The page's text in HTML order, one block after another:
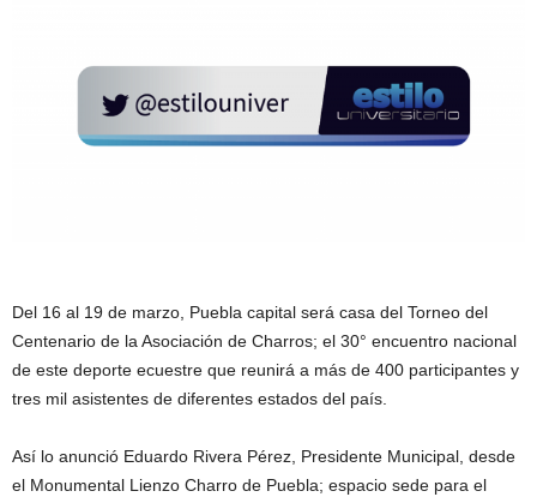
Del 16 al 19 de marzo, Puebla capital será casa del Torneo del
Centenario de la Asociación de Charros; el 30° encuentro nacional
de este deporte ecuestre que reunirá a más de 400 participantes y
tres mil asistentes de diferentes estados del país.
Así lo anunció Eduardo Rivera Pérez, Presidente Municipal, desde
el Monumental Lienzo Charro de Puebla; espacio sede para el